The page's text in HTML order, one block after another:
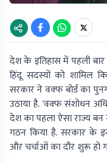
देश के इतिहास में पहली बार
हिंदू सदस्यों को शामिल
सरकार ने वक्फ बोर्ड का
उठाया है. 'वक्फ संशोधन
देश का पहला ऐसा राज्य
गठन किया है. सरकार के
और चर्चाओं का दौर शुरू हो